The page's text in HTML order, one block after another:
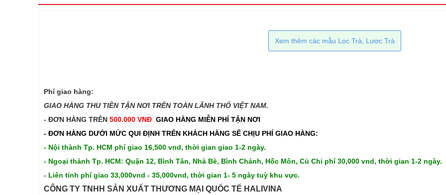
Xem thêm các mẫu Lọc Trà, Lược Trà
Phí giao hàng:
GIAO HÀNG THU TIỀN TẬN NƠI TRÊN TOÀN LÃNH THỔ VIỆT NAM.​​
- ĐƠN HÀNG TRÊN 500.000 VNĐ GIAO HÀNG MIỄN PHÍ TẬN NƠI
- ĐƠN HÀNG DƯỚI MỨC QUI ĐỊNH TRÊN KHÁCH HÀNG SẼ CHỊU PHÍ GIAO HÀNG:
- Nội thành Tp. HCM phí giao 16,500 vnd, thời gian giao 1-2 ngày.
- Ngoại thành Tp. HCM: Quận 12, Bình Tân, Nhà Bè, Bình Chánh, Hốc Môn, Củ Chi phí 30,000 vnd, thời gian 1-2 ngày.
- Liên tỉnh phí giao 33,000vnd - 35,000vnd, thời gian 1- 5 ngày tuỳ khu vực.
CÔNG TY TNHH SẢN XUẤT THƯƠNG MẠI QUỐC TẾ HALIVINA